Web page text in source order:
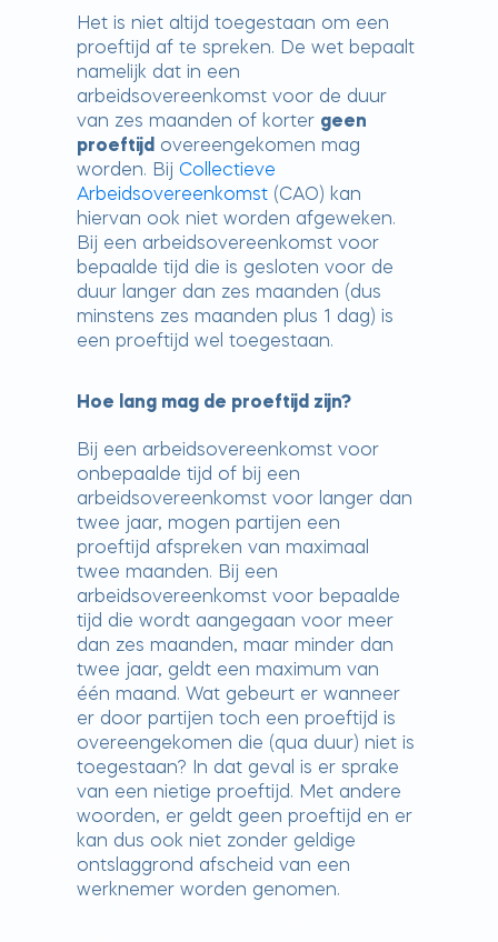
Het is niet altijd toegestaan om een
proeftijd af te spreken. De wet bepaalt
namelijk dat in een
arbeidsovereenkomst voor de duur
van zes maanden of korter geen
proeftijd overeengekomen mag
worden. Bij Collectieve
Arbeidsovereenkomst(CAO) kan
hiervan ook niet worden afgeweken.
Bij een arbeidsovereenkomst voor
bepaalde tijd die is gesloten voor de
duur langer dan zes maanden (dus
minstens zes maanden plus 1 dag) is
een proeftijd wel toegestaan.
Hoe lang mag de proeftijd zijn?
Bij een arbeidsovereenkomst voor
onbepaalde tijd of bij een
arbeidsovereenkomst voor langer dan
twee jaar, mogen partijen een
proeftijd afspreken van maximaal
twee maanden. Bij een
arbeidsovereenkomst voor bepaalde
tijd die wordt aangegaan voor meer
dan zes maanden, maar minder dan
twee jaar, geldt een maximum van
één maand. Wat gebeurt er wanneer
er door partijen toch een proeftijd is
overeengekomen die (qua duur) niet is
toegestaan? In dat geval is er sprake
van een nietige proeftijd. Met andere
woorden, er geldt geen proeftijd en er
kan dus ook niet zonder geldige
ontslaggrond afscheid van een
werknemer worden genomen.